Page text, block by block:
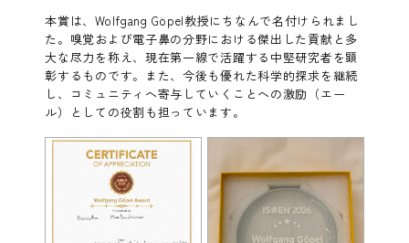
本賞は、Wolfgang Göpel教授にちなんで名付けられまし
た。嗅覚および電子鼻の分野における傑出した貢献と多
大な尽力を称え、現在第一線で活躍する中堅研究者を顕
彰するものです。また、今後も優れた科学的探求を継続
し、コミュニティへ寄与していくことへの激励（エー
ル）としての役割も担っています。